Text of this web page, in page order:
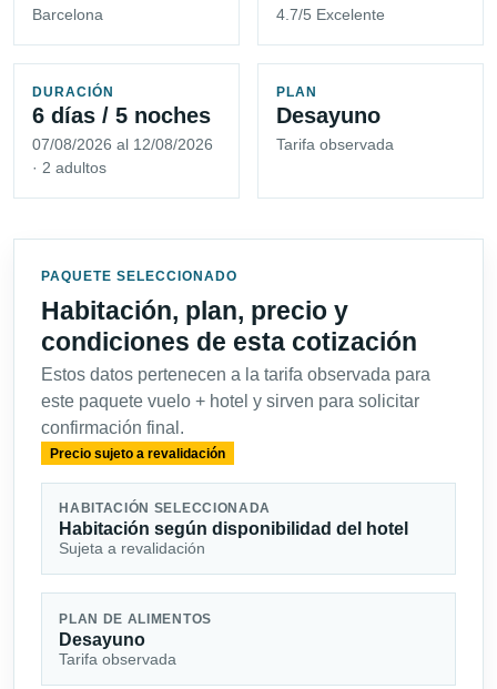
Barcelona 4.7/5 Excelente
DURACIÓN
6 días / 5 noches
07/08/2026 al 12/08/2026
· 2 adultos
PLAN
Desayuno
Tarifa observada
PAQUETE SELECCIONADO
Habitación, plan, precio y
condiciones de esta cotización
Estos datos pertenecen a la tarifa observada para
este paquete vuelo + hotel y sirven para solicitar
confirmación final.
Precio sujeto a revalidación
HABITACIÓN SELECCIONADA
Habitación según disponibilidad del hotel
Sujeta a revalidación
PLAN DE ALIMENTOS
Desayuno
Tarifa observada